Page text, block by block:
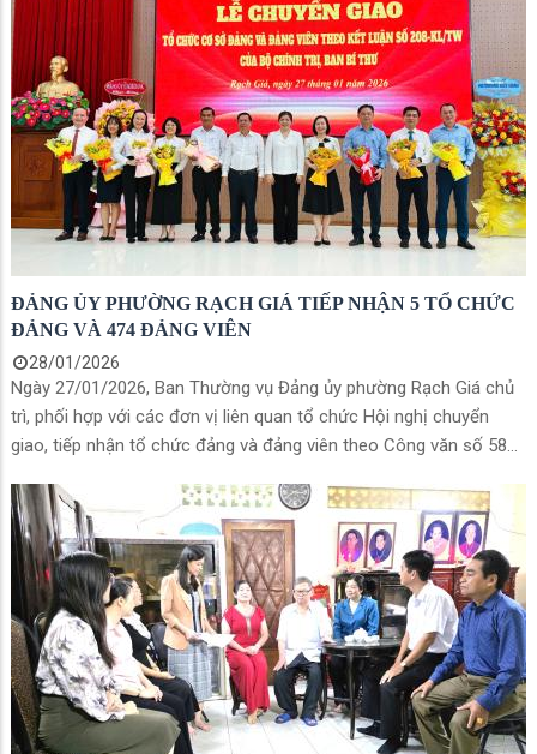
tập, quán triệt và triển khai thực hiện Nghị quyết Đại hội đại biểu
toàn quốc lần thứ XIV của Đảng cùng các chương trình hành
động thực hiện Nghị quyết Đại hội Đảng bộ tỉnh lần thứ I, nhiệm
kỳ 2025 - 2030. Tiếp và làm việc với đoàn có Ủy viên Ban Thường
vụ Tỉnh ủy, Bí thư Đảng ủy phường Rạch Giá Mai Hoàng Khởi cùng
các đồng chí trong ban Thường vụ Đảng ủy phường và một số
ngành có liên quan.
ĐẢNG ỦY PHƯỜNG RẠCH GIÁ TIẾP NHẬN 5 TỔ CHỨC
ĐẢNG VÀ 474 ĐẢNG VIÊN
28/01/2026
Ngày 27/01/2026, Ban Thường vụ Đảng ủy phường Rạch Giá chủ
trì, phối hợp với các đơn vị liên quan tổ chức Hội nghị chuyển
giao, tiếp nhận tổ chức đảng và đảng viên theo Công văn số 587-
số 84-QĐ/ĐU của Đảng ủy Chính phủ. Hội nghị do đồng chí Mai
Hoàng Khởi, Ủy viên Ban Thường vụ Tỉnh ủy, Bí thư Đảng ủy
phường và đồng chí Nguyễn Thị Hoàn Xuân, Phó Bí thư Thường
trực Đảng ủy phường chủ trì. Tham dự hội nghị có các đồng chí
trong Ban Thường vụ Đảng ủy phường, đại diện các cơ quan tham
mưu và lãnh đạo các đảng bộ, đơn vị được chuyển giao.